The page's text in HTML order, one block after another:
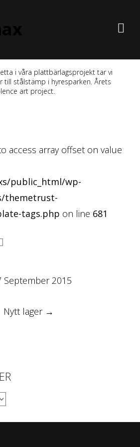
i våra plattbärlagsprojekt tar vi
till stålstämp i hyresparken. Årets
art project.
access array offset on value
public_html/wp-
themetrust-
tags.php on line 681
September 2015
Nytt lager →